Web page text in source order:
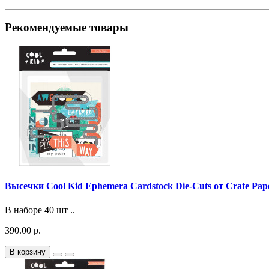
Рекомендуемые товары
Высечки Cool Kid Ephemera Cardstock Die-Cuts от Crate
В наборе 40 шт ..
390.00 р.
В корзину